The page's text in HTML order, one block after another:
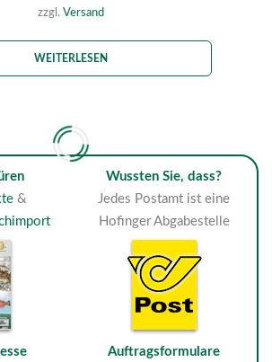
zzgl. Versand
WEITERLESEN
&
Wussten Sie, dass?
Jedes Postamt ist eine
Hofinger Abgabestelle
Auftragsformulare